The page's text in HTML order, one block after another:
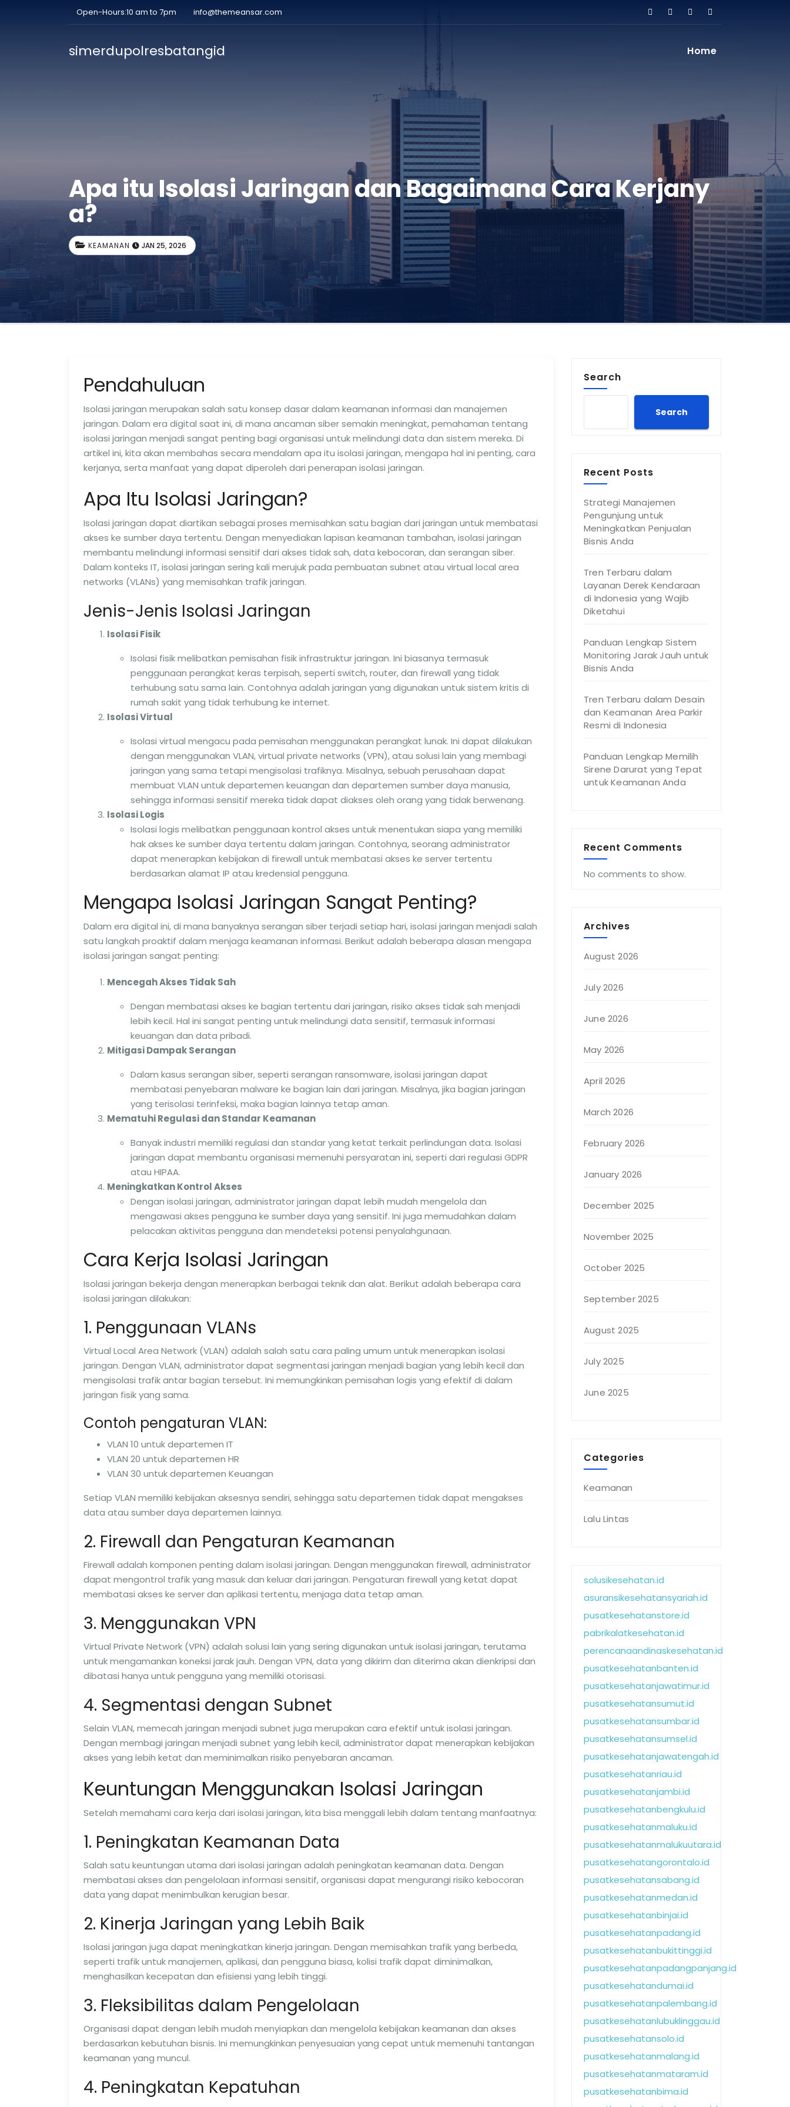
Open-Hours:10 am to 7pm info@themeansar.com
simerdupolresbatangid Home
Apa itu Isolasi Jaringan dan Bagaimana Cara Kerjany
a?
KEAMANAN JAN 25, 2026
Pendahuluan
Isolasi jaringan merupakan salah satu konsep dasar dalam keamanan informasi dan manajemen
jaringan. Dalam era digital saat ini, di mana ancaman siber semakin meningkat, pemahaman tentang
isolasi jaringan menjadi sangat penting bagi organisasi untuk melindungi data dan sistem mereka. Di
artikel ini, kita akan membahas secara mendalam apa itu isolasi jaringan, mengapa hal ini penting, cara
kerjanya, serta manfaat yang dapat diperoleh dari penerapan isolasi jaringan.
Apa Itu Isolasi Jaringan?
Isolasi jaringan dapat diartikan sebagai proses memisahkan satu bagian dari jaringan untuk membatasi
akses ke sumber daya tertentu. Dengan menyediakan lapisan keamanan tambahan, isolasi jaringan
membantu melindungi informasi sensitif dari akses tidak sah, data kebocoran, dan serangan siber.
Dalam konteks IT, isolasi jaringan sering kali merujuk pada pembuatan subnet atau virtual local area
networks (VLANs) yang memisahkan trafik jaringan.
Jenis-Jenis Isolasi Jaringan
Isolasi Fisik
Isolasi fisik melibatkan pemisahan fisik infrastruktur jaringan. Ini biasanya termasuk
penggunaan perangkat keras terpisah, seperti switch, router, dan firewall yang tidak
terhubung satu sama lain. Contohnya adalah jaringan yang digunakan untuk sistem kritis di
rumah sakit yang tidak terhubung ke internet.
Isolasi Virtual
Isolasi virtual mengacu pada pemisahan menggunakan perangkat lunak. Ini dapat dilakukan
dengan menggunakan VLAN, virtual private networks (VPN), atau solusi lain yang membagi
jaringan yang sama tetapi mengisolasi trafiknya. Misalnya, sebuah perusahaan dapat
membuat VLAN untuk departemen keuangan dan departemen sumber daya manusia,
sehingga informasi sensitif mereka tidak dapat diakses oleh orang yang tidak berwenang.
Isolasi Logis
Isolasi logis melibatkan penggunaan kontrol akses untuk menentukan siapa yang memiliki
hak akses ke sumber daya tertentu dalam jaringan. Contohnya, seorang administrator
dapat menerapkan kebijakan di firewall untuk membatasi akses ke server tertentu
berdasarkan alamat IP atau kredensial pengguna.
Mengapa Isolasi Jaringan Sangat Penting?
Dalam era digital ini, di mana banyaknya serangan siber terjadi setiap hari, isolasi jaringan menjadi salah
satu langkah proaktif dalam menjaga keamanan informasi. Berikut adalah beberapa alasan mengapa
isolasi jaringan sangat penting:
Mencegah Akses Tidak Sah
Dengan membatasi akses ke bagian tertentu dari jaringan, risiko akses tidak sah menjadi
lebih kecil. Hal ini sangat penting untuk melindungi data sensitif, termasuk informasi
keuangan dan data pribadi.
Mitigasi Dampak Serangan
Dalam kasus serangan siber, seperti serangan ransomware, isolasi jaringan dapat
membatasi penyebaran malware ke bagian lain dari jaringan. Misalnya, jika bagian jaringan
yang terisolasi terinfeksi, maka bagian lainnya tetap aman.
Mematuhi Regulasi dan Standar Keamanan
Banyak industri memiliki regulasi dan standar yang ketat terkait perlindungan data. Isolasi
jaringan dapat membantu organisasi memenuhi persyaratan ini, seperti dari regulasi GDPR
atau HIPAA.
Meningkatkan Kontrol Akses
Dengan isolasi jaringan, administrator jaringan dapat lebih mudah mengelola dan
mengawasi akses pengguna ke sumber daya yang sensitif. Ini juga memudahkan dalam
pelacakan aktivitas pengguna dan mendeteksi potensi penyalahgunaan.
Cara Kerja Isolasi Jaringan
Isolasi jaringan bekerja dengan menerapkan berbagai teknik dan alat. Berikut adalah beberapa cara
isolasi jaringan dilakukan:
1. Penggunaan VLANs
Virtual Local Area Network (VLAN) adalah salah satu cara paling umum untuk menerapkan isolasi
jaringan. Dengan VLAN, administrator dapat segmentasi jaringan menjadi bagian yang lebih kecil dan
mengisolasi trafik antar bagian tersebut. Ini memungkinkan pemisahan logis yang efektif di dalam
jaringan fisik yang sama.
Contoh pengaturan VLAN:
VLAN 10 untuk departemen IT
VLAN 20 untuk departemen HR
VLAN 30 untuk departemen Keuangan
Setiap VLAN memiliki kebijakan aksesnya sendiri, sehingga satu departemen tidak dapat mengakses
data atau sumber daya departemen lainnya.
2. Firewall dan Pengaturan Keamanan
Firewall adalah komponen penting dalam isolasi jaringan. Dengan menggunakan firewall, administrator
dapat mengontrol trafik yang masuk dan keluar dari jaringan. Pengaturan firewall yang ketat dapat
membatasi akses ke server dan aplikasi tertentu, menjaga data tetap aman.
3. Menggunakan VPN
Virtual Private Network (VPN) adalah solusi lain yang sering digunakan untuk isolasi jaringan, terutama
untuk mengamankan koneksi jarak jauh. Dengan VPN, data yang dikirim dan diterima akan dienkripsi dan
dibatasi hanya untuk pengguna yang memiliki otorisasi.
4. Segmentasi dengan Subnet
Selain VLAN, memecah jaringan menjadi subnet juga merupakan cara efektif untuk isolasi jaringan.
Dengan membagi jaringan menjadi subnet yang lebih kecil, administrator dapat menerapkan kebijakan
akses yang lebih ketat dan meminimalkan risiko penyebaran ancaman.
Keuntungan Menggunakan Isolasi Jaringan
Setelah memahami cara kerja dari isolasi jaringan, kita bisa menggali lebih dalam tentang manfaatnya:
1. Peningkatan Keamanan Data
Salah satu keuntungan utama dari isolasi jaringan adalah peningkatan keamanan data. Dengan
membatasi akses dan pengelolaan informasi sensitif, organisasi dapat mengurangi risiko kebocoran
data yang dapat menimbulkan kerugian besar.
2. Kinerja Jaringan yang Lebih Baik
Isolasi jaringan juga dapat meningkatkan kinerja jaringan. Dengan memisahkan trafik yang berbeda,
seperti trafik untuk manajemen, aplikasi, dan pengguna biasa, kolisi trafik dapat diminimalkan,
menghasilkan kecepatan dan efisiensi yang lebih tinggi.
3. Fleksibilitas dalam Pengelolaan
Organisasi dapat dengan lebih mudah menyiapkan dan mengelola kebijakan keamanan dan akses
berdasarkan kebutuhan bisnis. Ini memungkinkan penyesuaian yang cepat untuk memenuhi tantangan
keamanan yang muncul.
4. Peningkatan Kepatuhan
Search
Search
Recent Posts
Strategi Manajemen
Pengunjung untuk
Meningkatkan Penjualan
Bisnis Anda
Tren Terbaru dalam
Layanan Derek Kendaraan
di Indonesia yang Wajib
Diketahui
Panduan Lengkap Sistem
Monitoring Jarak Jauh untuk
Bisnis Anda
Tren Terbaru dalam Desain
dan Keamanan Area Parkir
Resmi di Indonesia
Panduan Lengkap Memilih
Sirene Darurat yang Tepat
untuk Keamanan Anda
Recent Comments
No comments to show.
Archives
August 2026
July 2026
June 2026
May 2026
April 2026
March 2026
February 2026
January 2026
December 2025
November 2025
October 2025
September 2025
August 2025
July 2025
June 2025
Categories
Keamanan
Lalu Lintas
solusikesehatan.id
asuransikesehatansyariah.id
pusatkesehatanstore.id
pabrikalatkesehatan.id
perencanaandinaskesehatan.id
pusatkesehatanbanten.id
pusatkesehatanjawatimur.id
pusatkesehatansumut.id
pusatkesehatansumbar.id
pusatkesehatansumsel.id
pusatkesehatanjawatengah.id
pusatkesehatanriau.id
pusatkesehatanjambi.id
pusatkesehatanbengkulu.id
pusatkesehatanmaluku.id
pusatkesehatanmalukuutara.id
pusatkesehatangorontalo.id
pusatkesehatansabang.id
pusatkesehatanmedan.id
pusatkesehatanbinjai.id
pusatkesehatanpadang.id
pusatkesehatanbukittinggi.id
pusatkesehatanpadangpanjang.id
pusatkesehatandumai.id
pusatkesehatanpalembang.id
pusatkesehatanlubuklinggau.id
pusatkesehatansolo.id
pusatkesehatanmalang.id
pusatkesehatanmataram.id
pusatkesehatanbima.id